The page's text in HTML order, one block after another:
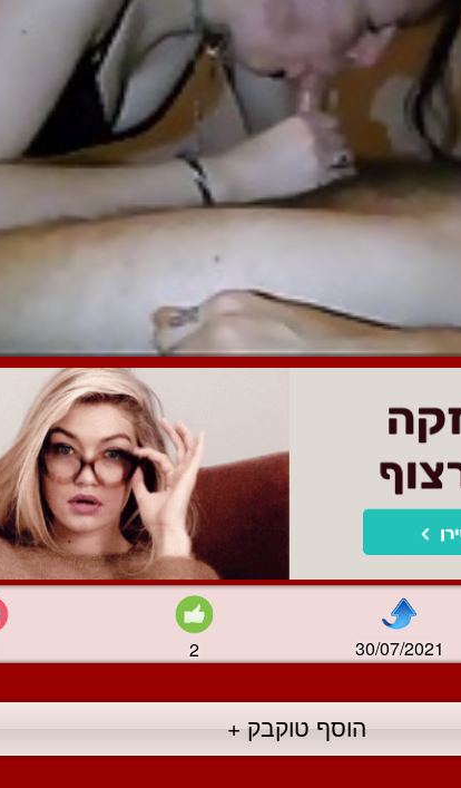
2 30/07/2021
הוסף טוקבק +